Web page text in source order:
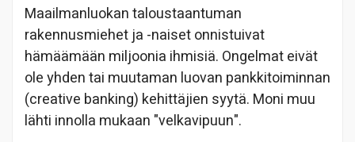
Maailmanluokan taloustaantuman
rakennusmiehet ja -naiset onnistuivat
hämäämään miljoonia ihmisiä. Ongelmat eivät
ole yhden tai muutaman luovan pankkitoiminnan
(creative banking) kehittäjien syytä. Moni muu
lähti innolla mukaan "velkavipuun".